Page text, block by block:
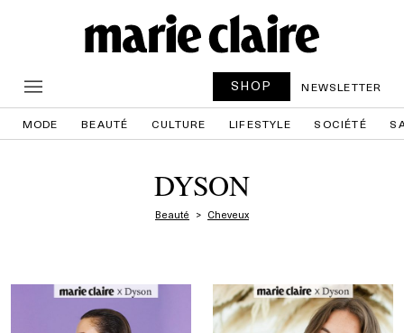
SHOP NEWSLETTER
MODE BEAUTÉ CULTURE LIFESTYLE SOCIÉTÉ
DYSON
Beauté Cheveux